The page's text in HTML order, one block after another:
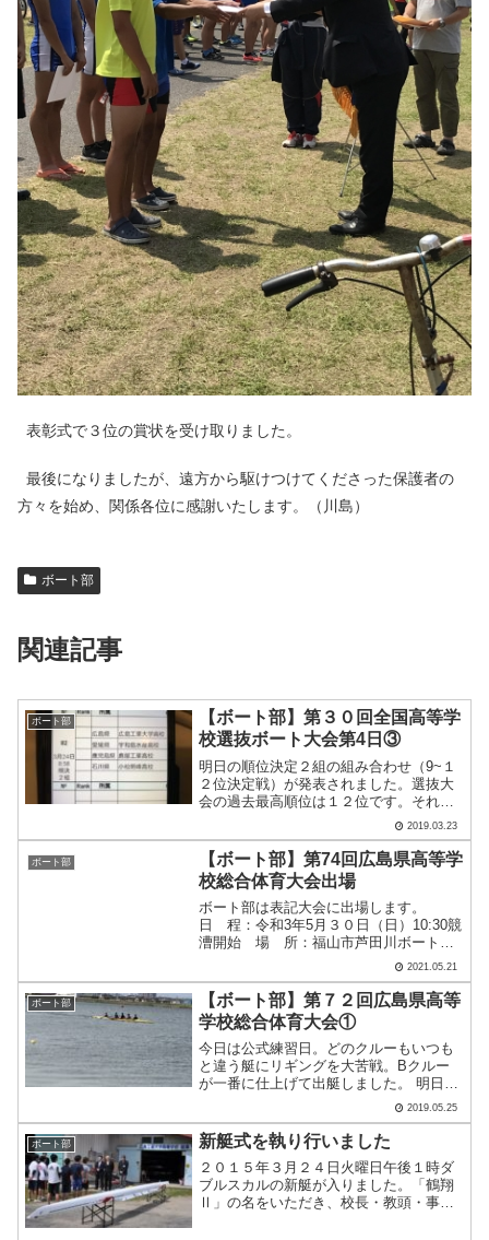
表彰式で３位の賞状を受け取りました。
最後になりましたが、遠方から駆けつけてくださった保護者の
方々を始め、関係各位に感謝いたします。（川島）
ボート部
関連記事
ボート部
【ボート部】第３０回全国高等学
校選抜ボート大会第4日③
明日の順位決定２組の組み合わせ（9~１
２位決定戦）が発表されました。選抜大
会の過去最高順位は１２位です。それを
上回る順位をとるべく、今は休養あるの
みです。（川島）
2019.03.23
ボート部
【ボート部】第74回広島県高等学
校総合体育大会出場
ボート部は表記大会に出場します。
日 程：令和3年5月３０日（日）10:30競
漕開始 場 所：福山市芦田川ボートコ
ース 出場人数：８名 練習の成果が
出るように全力を尽くしますので、応援
よろしくお願いします。（川島）
2021.05.21
ボート部
【ボート部】第７２回広島県高等
学校総合体育大会①
今日は公式練習日。どのクルーもいつも
と違う艇にリギングを大苦戦。Bクルー
が一番に仕上げて出艇しました。 明日に
備えて今日はしっかり休みます。（川
島）
2019.05.25
ボート部 新艇式を執り行いました
２０１５年３月２４日火曜日午後１時ダ
ブルスカルの新艇が入りました。「鶴翔
Ⅱ」の名をいただき、校長・教頭・事務